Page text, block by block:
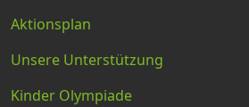
Aktionsplan
Unsere Unterstützung
Kinder Olympiade